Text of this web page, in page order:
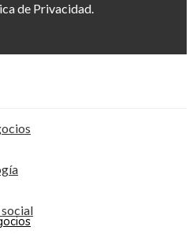
de Privacidad.